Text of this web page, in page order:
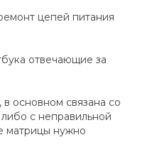
цепей питания
отвечающие за
основном связана со
с неправильной
матрицы нужно